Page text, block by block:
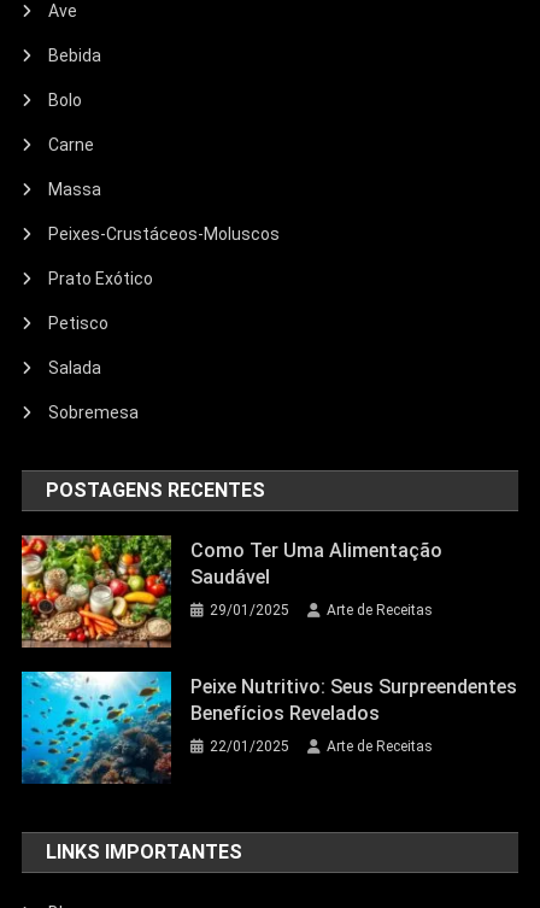
Ave
Bebida
Bolo
Carne
Massa
Peixes-Crustáceos-Moluscos
Prato Exótico
Petisco
Salada
Sobremesa
POSTAGENS RECENTES
Como Ter Uma Alimentação
Saudável
29/01/2025 Arte de Receitas
Peixe Nutritivo: Seus Surpreendentes
Benefícios Revelados
22/01/2025 Arte de Receitas
LINKS IMPORTANTES